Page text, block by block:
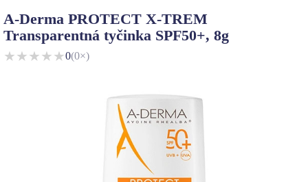
A-Derma PROTECT X-TREM
Transparentná tyčinka SPF50+, 8g
★★★★★0(0×)